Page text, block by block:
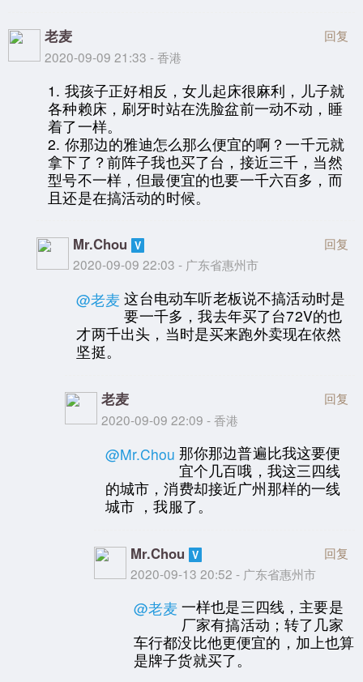
老麦
2020-09-09 21:33 - 香港
回复
1. 我孩子正好相反，女儿起床很麻利，儿子就
各种赖床，刷牙时站在洗脸盆前一动不动，睡
着了一样。
2. 你那边的雅迪怎么那么便宜的啊？一千元就
拿下了？前阵子我也买了台，接近三千，当然
型号不一样，但最便宜的也要一千六百多，而
且还是在搞活动的时候。
Mr.Chou
2020-09-09 22:03 - 广东省惠州市
回复
@老麦 这台电动车听老板说不搞活动时是
要一千多，我去年买了台72V的也
才两千出头，当时是买来跑外卖现在依然
坚挺。
老麦
2020-09-09 22:09 - 香港
回复
@Mr.Chou 那你那边普遍比我这要便
宜个几百哦，我这三四线
的城市，消费却接近广州那样的一线
城市 ，我服了。
Mr.Chou
2020-09-13 20:52 - 广东省惠州市
回复
@老麦 一样也是三四线，主要是
厂家有搞活动；转了几家
车行都没比他更便宜的，加上也算
是牌子货就买了。